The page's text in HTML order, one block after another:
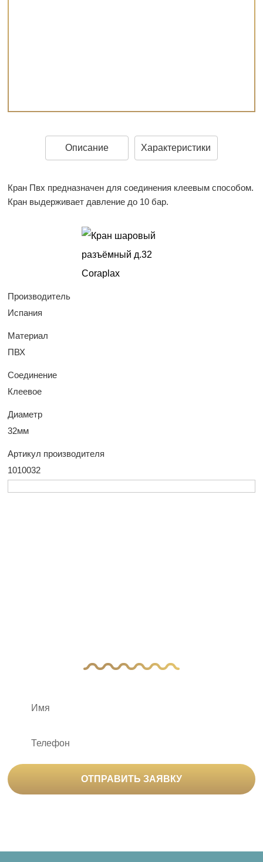
Описание Характеристики
Кран Пвх предназначен для соединения клеевым способом.
Кран выдерживает давление до 10 бар.
Производитель
Испания
Материал
ПВХ
Соединение
Клеевое
Диаметр
32мм
Артикул производителя
1010032
ОТПРАВИТЬ ЗАЯВКУ